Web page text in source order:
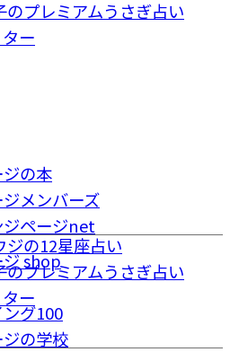
のプレミアムうさぎ占い
ー
ジの12星座占い
のプレミアムうさぎ占い
ー
の本
メンバーズ
ジページnet
shop
グ100
の学校